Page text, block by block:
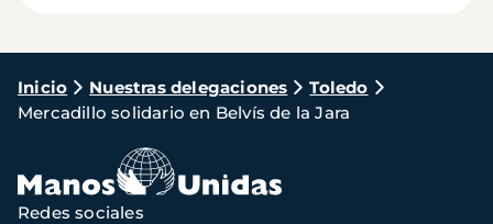
Ruta
de
navegación
Inicio Nuestras delegaciones
Toledo
Mercadillo solidario en Belvís de la Jara
Redes sociales